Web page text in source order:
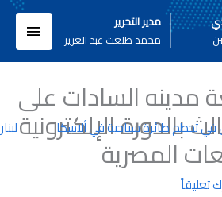
مدير التحرير
محمد طلعت عبد العزيز
السادات على
بالدورة الإلكترونية
المصرية
تعليقاً